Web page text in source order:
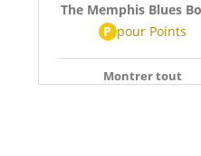
The Memphis Blues
P pour Points
Montrer tout